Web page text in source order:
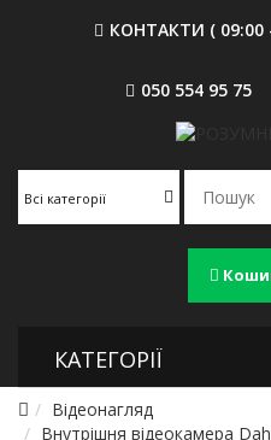
КОНТАКТИ ( 09:00
050 554 95 75
Всі категорії
КАТЕГОРІЇ
Відеонагляд
Внутрішня відеокамера